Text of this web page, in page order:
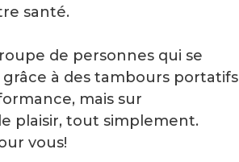
santé.
de personnes qui se
à des tambours portatifs
mais sur
plaisir, tout simplement.
vous!